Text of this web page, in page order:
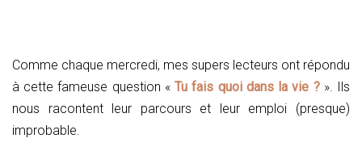
Comme chaque mercredi, mes supers lecteurs ont répondu
à cette fameuse question « Tu fais quoi dans la vie ?». Ils
nous racontent leur parcours et leur emploi (presque)
improbable.